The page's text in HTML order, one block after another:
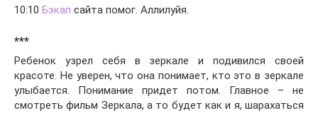
10:10 Бэкап сайта помог. Аллилуйя.
***
Ребенок узрел себя в зеркале и подивился своей
красоте. Не уверен, что она понимает, кто это в зеркале
улыбается. Понимание придет потом. Главное – не
смотреть фильм Зеркала, а то будет как и я, шарахаться